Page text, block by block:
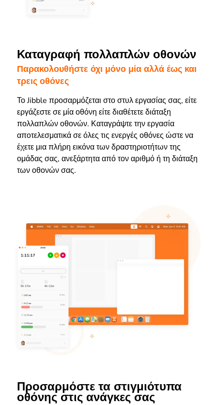
Καταγραφή πολλαπλών οθονών
Παρακολουθήστε όχι μόνο μία αλλά έως και
τρεις οθόνες
Το Jibble προσαρμόζεται στο στυλ εργασίας σας, είτε
εργάζεστε σε μία οθόνη είτε διαθέτετε διάταξη
πολλαπλών οθονών. Καταγράψτε την εργασία
αποτελεσματικά σε όλες τις ενεργές οθόνες ώστε να
έχετε μια πλήρη εικόνα των δραστηριοτήτων της
ομάδας σας, ανεξάρτητα από τον αριθμό ή τη διάταξη
των οθονών σας.
Προσαρμόστε τα στιγμιότυπα
οθόνης στις ανάγκες σας